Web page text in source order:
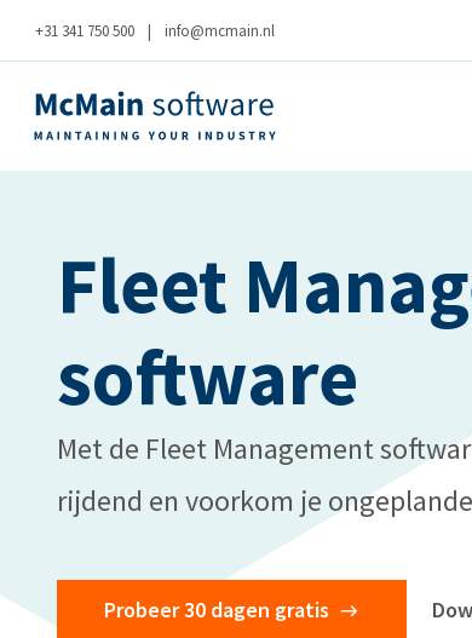
+31 341 750 500 | info@mcmain.nl
Fleet
software
Met de Fleet Management
rijdend en voorkom je
Probeer 30 dagen gratis